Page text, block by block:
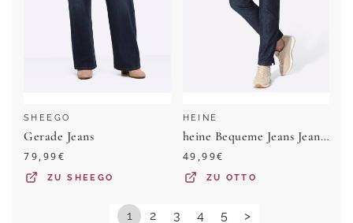
SHEEGO
Gerade Jeans
79,99€
ZUSHEEGO
HEINE
heine Bequeme Jeans Jeans normal
49,99€
ZU OTTO
1 2 3 4 5 >